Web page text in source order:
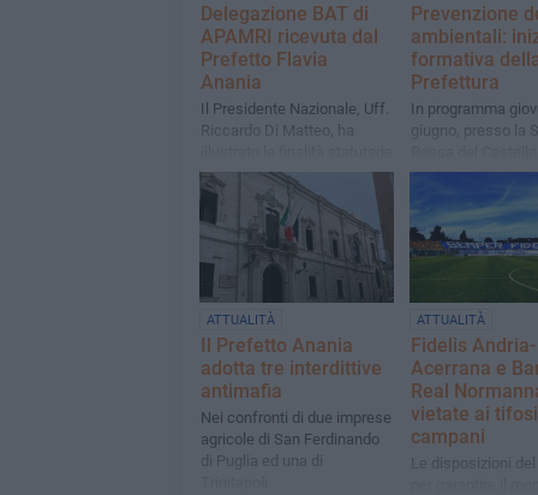
Delegazione BAT di
APAMRI ricevuta dal
Prefetto Flavia
Anania
Il Presidente Nazionale, Uff.
Riccardo Di Matteo, ha
e la missione di APAMRI
Prevenzione
ambientali:
formativa
Prefettura
In programma
giugno, presso la
Barletta, a partire
ATTUALITÀ
Il Prefetto Anania
adotta tre interdittive
antimafia
Nei confronti di due imprese
agricole di San Ferdinando
di Puglia ed una di
ATTUALITÀ
Fidelis Andria-
Acerrana e
Real
vietate ai tifosi
campani
Le disposizioni